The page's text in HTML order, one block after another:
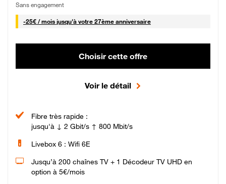
Sans engagement
-25€ / mois25 € par mois
jusqu'à votre 27ème anniversaire
Choisir cette offre
Voir le détail
Fibre très rapide :
jusqu'à ↓ 2 Gbit/s ↑ 800 Mbit/s
Livebox 6 : Wifi 6E
Jusqu’à 200 chaînes TV + 1 Décodeur TV UHD en
option à 5€/mois